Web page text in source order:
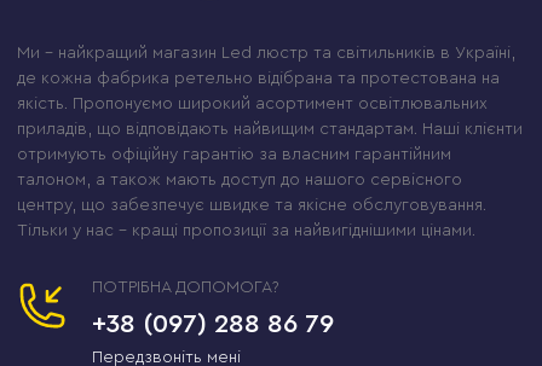
Ми – найкращий магазин Led люстр та світильників в Україні,
де кожна фабрика ретельно відібрана та протестована на
якість. Пропонуємо широкий асортимент освітлювальних
приладів, що відповідають найвищим стандартам. Наші клієнти
отримують офіційну гарантію за власним гарантійним
талоном, а також мають доступ до нашого сервісного
центру, що забезпечує швидке та якісне обслуговування.
Тільки у нас – кращі пропозиції за найвигіднішими цінами.
ПОТРІБНА ДОПОМОГА?
+38 (097) 288 86 79
Передзвоніть мені